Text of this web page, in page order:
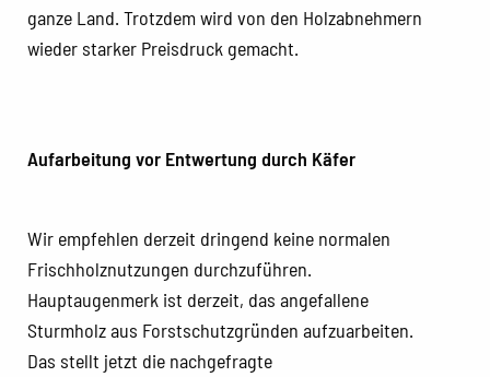
ganze Land. Trotzdem wird von den Holzabnehmern
wieder starker Preisdruck gemacht.
Aufarbeitung vor Entwertung durch Käfer
Wir empfehlen derzeit dringend keine normalen
Frischholznutzungen durchzuführen.
Hauptaugenmerk ist derzeit, das angefallene
Sturmholz aus Forstschutzgründen aufzuarbeiten.
Das stellt jetzt die nachgefragte